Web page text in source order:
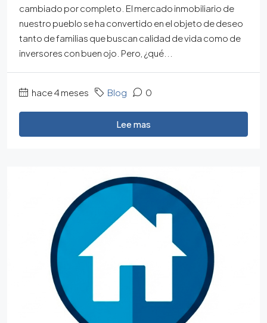
cambiado por completo. El mercado inmobiliario de
nuestro pueblo se ha convertido en el objeto de deseo
tanto de familias que buscan calidad de vida como de
inversores con buen ojo. Pero, ¿qué...
hace 4 meses Blog 0
Lee mas